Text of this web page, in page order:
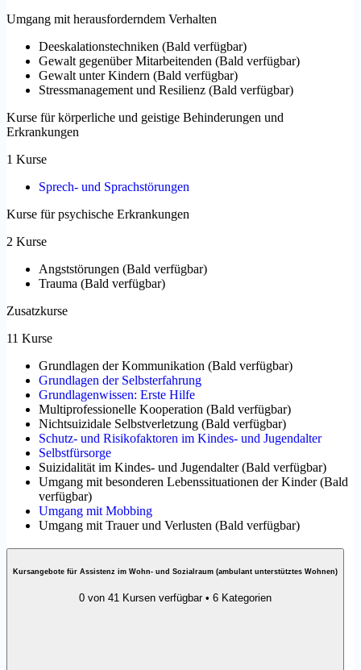
Umgang mit herausforderndem Verhalten
Deeskalationstechniken (Bald verfügbar)
Gewalt gegenüber Mitarbeitenden (Bald verfügbar)
Gewalt unter Kindern (Bald verfügbar)
Stressmanagement und Resilienz (Bald verfügbar)
Kurse für körperliche und geistige Behinderungen und
Erkrankungen
1 Kurse
Sprech- und Sprachstörungen
Kurse für psychische Erkrankungen
2 Kurse
Angststörungen (Bald verfügbar)
Trauma (Bald verfügbar)
Zusatzkurse
11 Kurse
Grundlagen der Kommunikation (Bald verfügbar)
Grundlagen der Selbsterfahrung
Grundlagenwissen: Erste Hilfe
Multiprofessionelle Kooperation (Bald verfügbar)
Nichtsuizidale Selbstverletzung (Bald verfügbar)
Schutz- und Risikofaktoren im Kindes- und Jugendalter
Selbstfürsorge
Suizidalität im Kindes- und Jugendalter(Bald verfügbar)
Umgang mit besonderen Lebenssituationen der Kinder(Bald
verfügbar)
Umgang mit Mobbing
Umgang mit Trauer und Verlusten (Bald verfügbar)
Kursangebote für Assistenz im Wohn- und Sozialraum (ambulant unterstütztes Wohnen)
0 von 41 Kursen verfügbar • 6 Kategorien